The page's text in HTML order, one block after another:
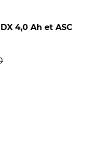
4,0 Ah et ASC